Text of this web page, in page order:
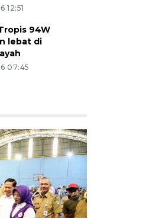
akan ditempatinya di Pasar
Pasar Anyar Kota
dan los yang merupakan
Kementerian Pekerjaan
Putra M. Akbar
12:51
94W
lebat di
07:45